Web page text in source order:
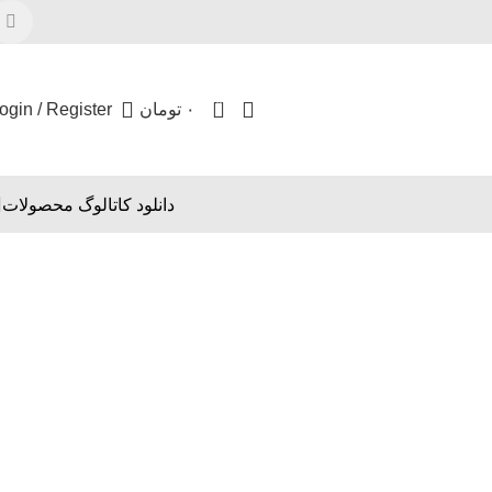
0 ۰ تومان / Register
دانلود کاتالوگ محصولات